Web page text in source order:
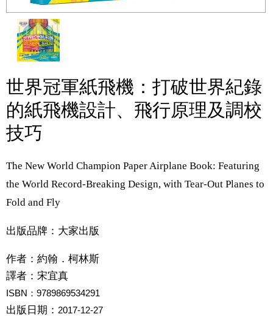
世界冠軍紙飛機：打破世界紀錄
的紙飛機設計、飛行原理及調校
技巧
The New World Champion Paper Airplane Book: Featuring
the World Record-Breaking Design, with Tear-Out Planes to
Fold and Fly
出版品牌：大家出版
作者： 約翰．柯林斯
譯者： 宋宜真
ISBN：9789869534291
出版日期： 2017-12-27